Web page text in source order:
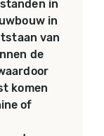
in
in
van
de
komen
of